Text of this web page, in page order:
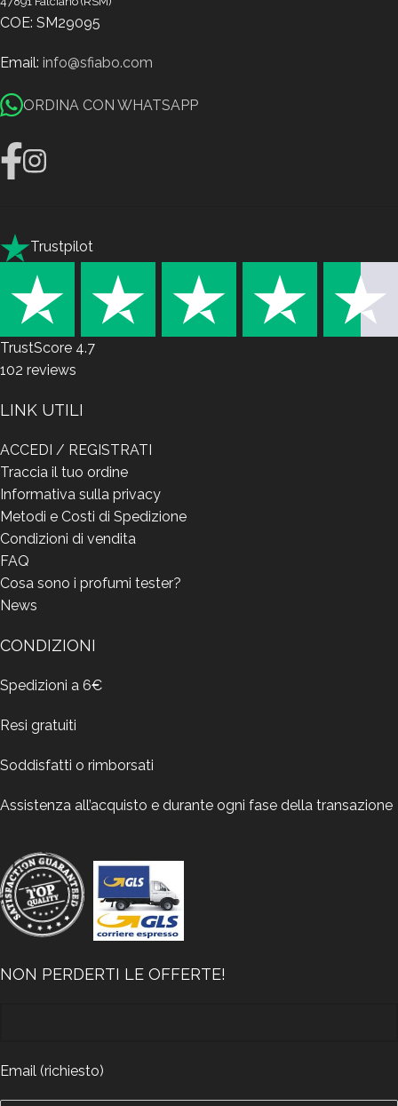
COE: SM29095
Email: info@sfiabo.com
ORDINA CON WHATSAPP
Trustpilot
TrustScore 4.7
102 reviews
LINK UTILI
ACCEDI / REGISTRATI
Traccia il tuo ordine
Informativa sulla privacy
Metodi e Costi di Spedizione
Condizioni di vendita
FAQ
Cosa sono i profumi tester?
News
CONDIZIONI
Spedizioni a 6€
Resi gratuiti
Soddisfatti o rimborsati
Assistenza all’acquisto e durante ogni fase della transazione
NON PERDERTI LE OFFERTE!
Email (richiesto)